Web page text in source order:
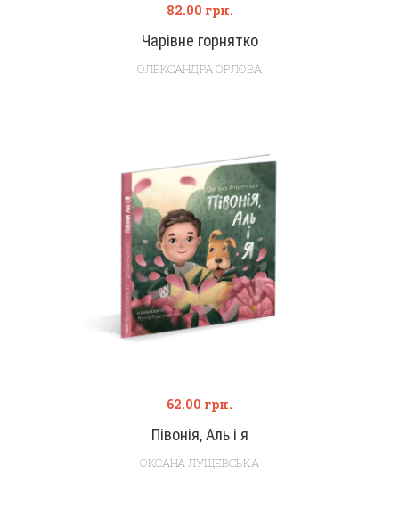
Чарівне горнятко
82.00 грн.
ОЛЕКСАНДРА ОРЛОВА
Півонія, Аль і я
62.00 грн.
ОКСАНА ЛУЩЕВСЬКА